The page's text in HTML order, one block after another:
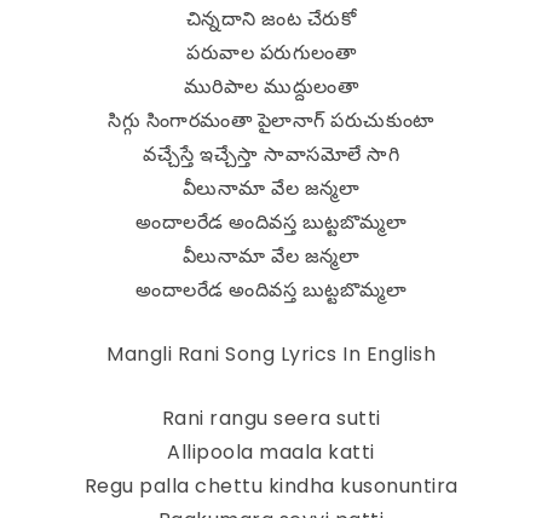
చిన్నదాని జంట చేరుకో
పరువాల పరుగులంతా
మురిపాల ముద్దులంతా
సిగ్గు సింగారమంతా పైలానాగ్ పరుచుకుంటా
వచ్చేస్తే ఇచ్చేస్తా సావాసమోలే సాగి
వీలునామా వేల జన్మలా
అందాలరేడ అందివస్త బుట్టబొమ్మలా
వీలునామా వేల జన్మలా
అందాలరేడ అందివస్త బుట్టబొమ్మలా
Mangli Rani Song Lyrics In English
Rani rangu seera sutti
Allipoola maala katti
Regu palla chettu kindha kusonuntira